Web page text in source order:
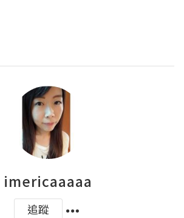
imericaaaaa
追蹤